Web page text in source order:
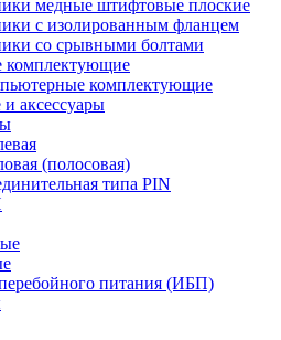
медные штифтовые плоские
с изолированным фланцем
со срывными болтами
комплектующие
комплектующие
аксессуары
(полосовая)
типа PIN
питания (ИБП)